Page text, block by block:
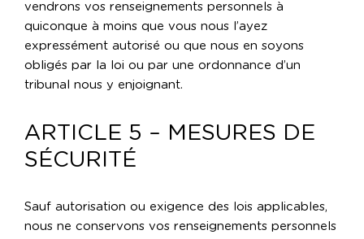
vendrons vos renseignements personnels à
quiconque à moins que vous nous l’ayez
expressément autorisé ou que nous en soyons
obligés par la loi ou par une ordonnance d’un
tribunal nous y enjoignant.
ARTICLE 5 – MESURES DE
SÉCURITÉ
Sauf autorisation ou exigence des lois applicables,
nous ne conservons vos renseignements personnels